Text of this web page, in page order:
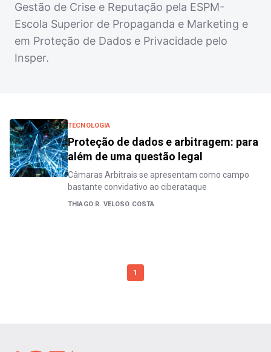
Gestão de Crise e Reputação pela ESPM-
Escola Superior de Propaganda e Marketing e
em Proteção de Dados e Privacidade pelo
Insper.
TECNOLOGIA
Proteção de dados e arbitragem: para
além de uma questão legal
Câmaras Arbitrais se apresentam como campo
bastante convidativo ao ciberataque
THIAGO R. VELOSO COSTA
1